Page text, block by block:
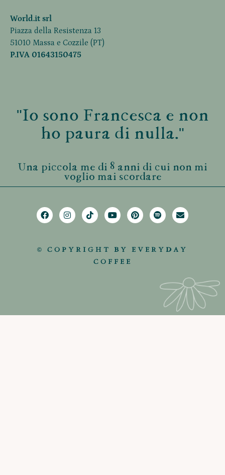
World.it srl
Piazza della Resistenza 13
51010 Massa e Cozzile (PT)
P.IVA 01643150475
"Io sono Francesca e non
ho paura di nulla."
Una piccola me di 8 anni di cui non mi
voglio mai scordare
© COPYRIGHT BY EVERYDAY
COFFEE